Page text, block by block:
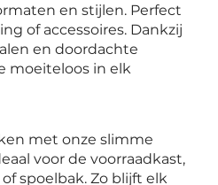
en stijlen. Perfect
of accessoires. Dankzij
en doordachte
moeiteloos in elk
met onze slimme
voor de voorraadkast,
spoelbak. Zo blijft elk